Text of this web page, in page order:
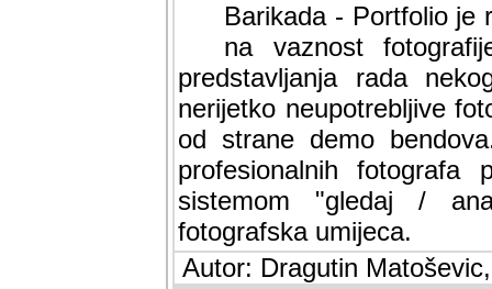
Barikada - Portfolio je
na vaznost
predstavljanja rada
nerijetko neupotrebljive
od strane demo
profesionalnih fotografa
sistemom "gledaj /
fotografska umijeca.
Autor: Dragutin